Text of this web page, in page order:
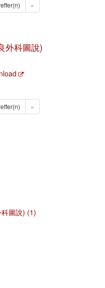
»
外科圖說)
»
圖說) (1)